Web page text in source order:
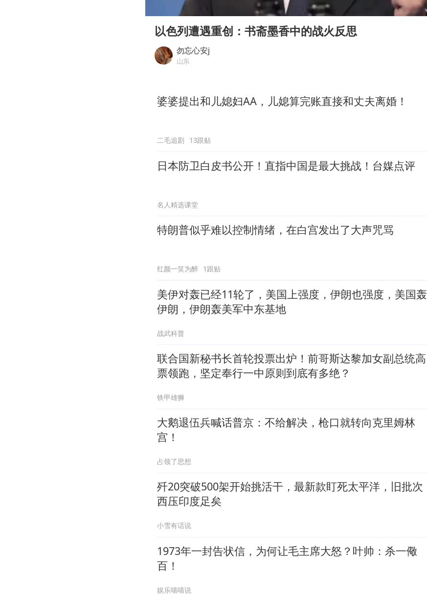
蜜雪冰城员工抽烟收银 门店现已停业
公职人员回应被举报在学校开餐厅超市
湖北一私家车在拖车上起火
00:00
以色列遭遇重创：书斋墨香中的战火反思
勿忘心安j
山东
婆婆提出和儿媳妇AA，儿媳算完账直接和丈夫离婚！
二毛追剧 13跟贴
日本防卫白皮书公开！直指中国是最大挑战！台媒点评
名人精选课堂
特朗普似乎难以控制情绪，在白宫发出了大声咒骂
红颜一笑为醉 1跟贴
美伊对轰已经11轮了，美国上强度，伊朗也强度，美国轰
伊朗，伊朗轰美军中东基地
战武科普
联合国新秘书长首轮投票出炉！前哥斯达黎加女副总统高
票领跑，坚定奉行一中原则到底有多绝？
铁甲雄狮
大鹅退伍兵喊话普京：不给解决，枪口就转向克里姆林
宫！
占领了思想
歼20突破500架开始挑活干，最新款盯死太平洋，旧批次
西压印度足矣
小雪有话说
1973年一封告状信，为何让毛主席大怒？叶帅：杀一儆
百！
娱乐喵喵说